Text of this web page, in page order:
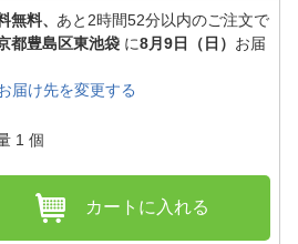
無料、 あと2時間52分以内のご注文で
都豊島区東池袋 に8月9日（日） お届
届け先を変更する
1 個
カートに入れる